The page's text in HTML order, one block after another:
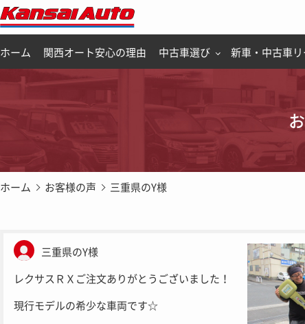
ホーム 関西オート安心の理由 中古車選び 新車・中古車リ
ホーム お客様の声 三重県のY様
三重県のY様
レクサスＲＸご注文ありがとうございました！
現行モデルの希少な車両です☆